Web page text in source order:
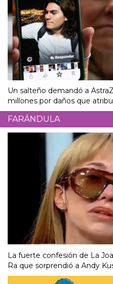
Un salteño demandó a
millones por daños que
FARÁNDULA
La fuerte confesión de La
Ra que sorprendió a Andy